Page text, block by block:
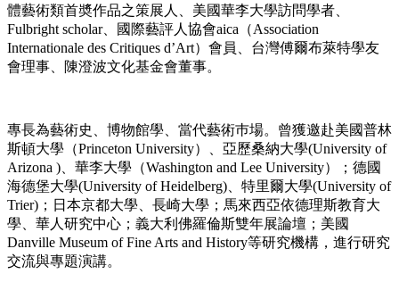
體藝術類首奬作品之策展人、美國華李大學訪問學者、
Fulbright scholar、國際藝評人協會aica（Association
Internationale des Critiques d’Art）會員、台灣傅爾布萊特學友
會理事、陳澄波文化基金會董事。
專長為藝術史、博物館學、當代藝術巿場。曾獲邀赴美國普林
斯頓大學（Princeton University）、亞歷桑納大學(University of
Arizona )、華李大學（Washington and Lee University）；德國
海德堡大學(University of Heidelberg)、特里爾大學(University of
Trier)；日本京都大學、長崎大學；馬來西亞依德理斯教育大
學、華人研究中心；義大利佛羅倫斯雙年展論壇；美國
Danville Museum of Fine Arts and History等研究機構，進行研究
交流與專題演講。